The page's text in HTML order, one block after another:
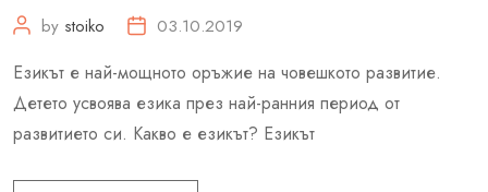
by stoiko 03.10.2019
Езикът е най-мощното оръжие на човешкото развитие.
Детето усвоява езика през най-ранния период от
развитието си. Какво е езикът? Езикът